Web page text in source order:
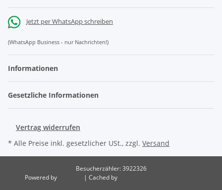
Jetzt per WhatsApp schreiben
(WhatsApp Business - nur Nachrichten!)
Informationen
Gesetzliche Informationen
Vertrag widerrufen
* Alle Preise inkl. gesetzlicher USt., zzgl. Versand
Besucherzähler: 3922326
Powered by
| Cached by